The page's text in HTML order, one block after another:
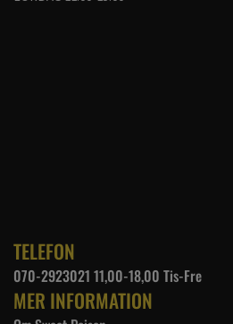
TELEFON
070-2923021 11,00-18,00 Tis-Fre
MER INFORMATION